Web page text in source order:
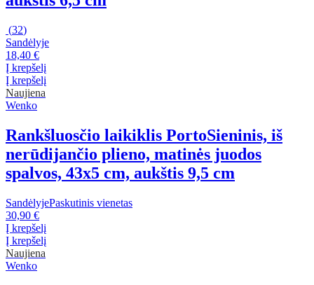
(32)
Sandėlyje
18,40 €
Į krepšelį
Į krepšelį
Naujiena
Wenko
Rankšluosčio laikiklis PortoSieninis, iš
nerūdijančio plieno, matinės juodos
spalvos, 43x5 cm, aukštis 9,5 cm
SandėlyjePaskutinis vienetas
30,90 €
Į krepšelį
Į krepšelį
Naujiena
Wenko